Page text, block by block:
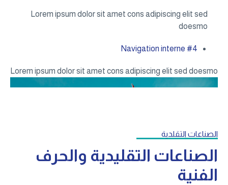
Lorem ipsum dolor sit amet cons adipiscing elit sed
doesmo
Navigation interne #4
Lorem ipsum dolor sit amet cons adipiscing elit sed doesmo
الصناعات التقلدية
الصناعات التقليدية والحرف
الفنية